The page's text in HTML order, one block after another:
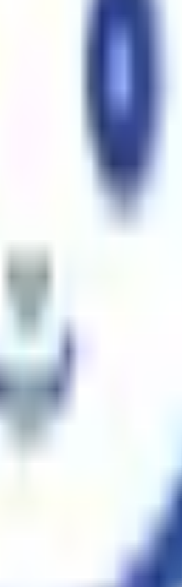
担当の方で、労働衛生環